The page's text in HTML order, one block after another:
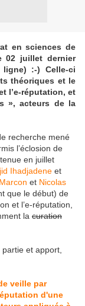
en sciences de
02 juillet dernier
:-) Celle-ci
théoriques et le
l’e-réputation, et
», acteurs de la
recherche mené
l’éclosion de
en juillet
Ihadjadene et
et Nicolas
que le début) de
et l’e-réputation,
la curation
et apport,
veille par
d'une